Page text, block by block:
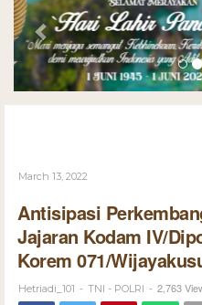
March 13, 2022
Antisipasi
Jajaran Kodam IV/
Korem 071/
Hetriadi_101 - TNI - POLRI - 2,763